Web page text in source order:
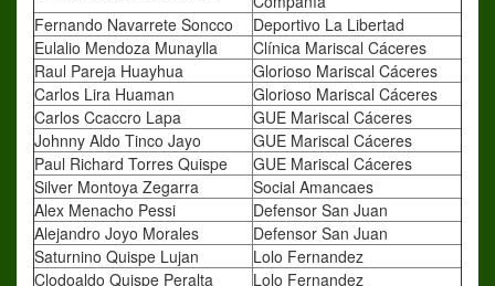
Fernando Navarrete Soncco
Deportivo La Libertad
Eulalio Mendoza Munaylla
Clínica Mariscal Cáceres
Raul Pareja Huayhua
Glorioso Mariscal Cáceres
Carlos Lira Huaman
Glorioso Mariscal Cáceres
Carlos Ccaccro Lapa
GUE Mariscal Cáceres
Johnny Aldo Tinco Jayo
GUE Mariscal Cáceres
Paul Richard Torres Quispe
GUE Mariscal Cáceres
Silver Montoya Zegarra
Social Amancaes
Alex Menacho Pessi
Defensor San Juan
Alejandro Joyo Morales
Defensor San Juan
Saturnino Quispe Lujan
Lolo Fernandez
Clodoaldo Quispe Peralta
Lolo Fernandez